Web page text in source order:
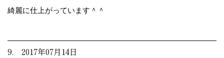
綺麗に仕上がっています＾＾
9. 2017年07月14日